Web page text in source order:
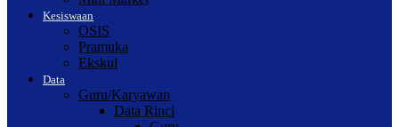
Kesiswaan
OSIS
Pramuka
Ekskul
Data
Guru/Karyawan
Data Rinci